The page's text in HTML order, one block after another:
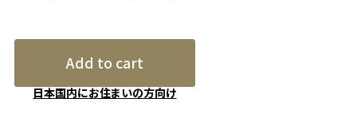
Add to cart
日本国内にお住まいの方向け